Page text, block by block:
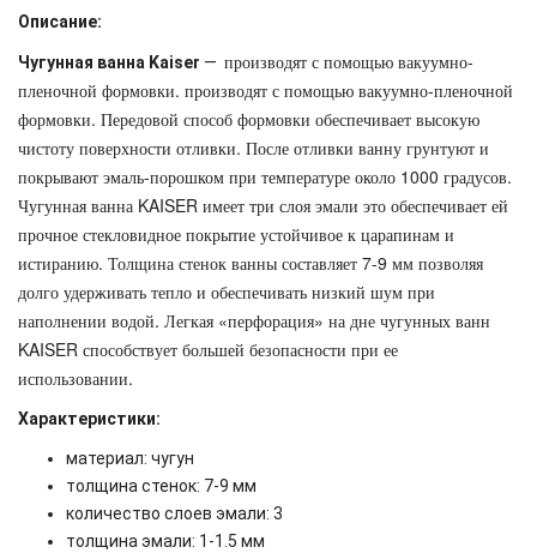
Описание:
Чугунная ванна Kaiser — производят с помощью вакуумно-
пленочной формовки. производят с помощью вакуумно-пленочной
формовки. Передовой способ формовки обеспечивает высокую
чистоту поверхности отливки. После отливки ванну грунтуют и
покрывают эмаль-порошком при температуре около 1000 градусов.
Чугунная ванна KAISER имеет три слоя эмали это обеспечивает ей
прочное стекловидное покрытие устойчивое к царапинам и
истиранию. Толщина стенок ванны составляет 7-9 мм позволяя
долго удерживать тепло и обеспечивать низкий шум при
наполнении водой. Легкая «перфорация» на дне чугунных ванн
KAISER способствует большей безопасности при ее
использовании.
Характеристики:
материал: чугун
толщина стенок: 7-9 мм
количество слоев эмали: 3
толщина эмали: 1-1.5 мм